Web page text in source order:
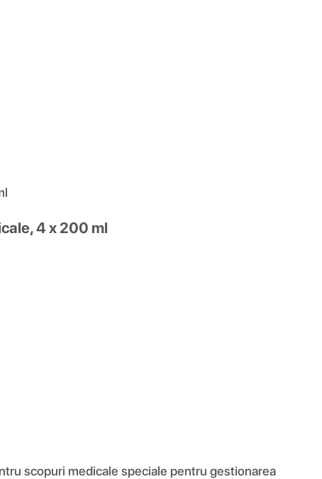
4 x 200 ml
scopuri medicale speciale pentru gestionarea